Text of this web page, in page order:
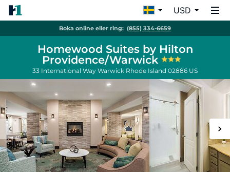
USD
Boka online eller ring: (855) 334-6659
Homewood Suites by Hilton
Providence/Warwick
33 International Way Warwick Rhode Island 02886 US